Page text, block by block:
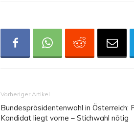
Vorheriger Artikel
Bundespräsidentenwahl in Österreich:
Kandidat liegt vorne – Stichwahl nötig